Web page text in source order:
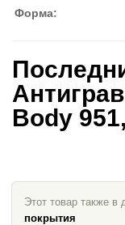
Форма:
Body
Этот товар также в
покрытия